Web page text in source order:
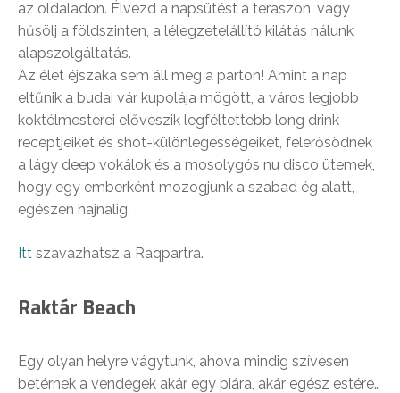
az oldaladon. Élvezd a napsütést a teraszon, vagy
hűsölj a földszinten, a lélegzetelállító kilátás nálunk
alapszolgáltatás.
Az élet éjszaka sem áll meg a parton! Amint a nap
eltűnik a budai vár kupolája mögött, a város legjobb
koktélmesterei előveszik legféltettebb long drink
receptjeiket és shot-különlegességeiket, felerősödnek
a lágy deep vokálok és a mosolygós nu disco ütemek,
hogy egy emberként mozogjunk a szabad ég alatt,
egészen hajnalig.
Itt szavazhatsz a Raqpartra.
Raktár Beach
Egy olyan helyre vágytunk, ahova mindig szívesen
betérnek a vendégek akár egy piára, akár egész estére…